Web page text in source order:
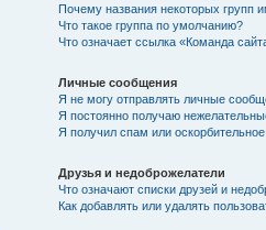
Почему названия некоторых групп
Что такое группа по умолчанию?
Что означает ссылка «Команда
Личные сообщения
Я не могу отправлять личные
Я постоянно получаю
Я получил спам или
Друзья и недоброжелатели
Что означают списки друзей и
Как добавлять или удалять